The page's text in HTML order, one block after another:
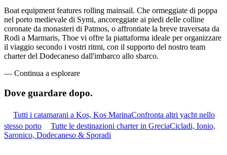
Boat equipment features rolling mainsail. Che ormeggiate di poppa
nel porto medievale di Symi, ancoreggiate ai piedi delle colline
coronate da monasteri di Patmos, o affrontiate la breve traversata da
Rodi a Marmaris, Thoe vi offre la piattaforma ideale per organizzare
il viaggio secondo i vostri ritmi, con il supporto del nostro team
charter del Dodecaneso dall'imbarco allo sbarco.
— Continua a esplorare
Dove guardare dopo.
Tutti i catamarani a Kos, Kos MarinaConfronta altri yacht nello
stesso porto
Tutte le destinazioni charter in GreciaCicladi, Ionio,
Saronico, Dodecaneso & Sporadi